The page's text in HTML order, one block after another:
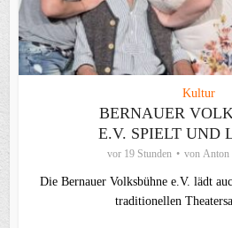
Kultur
BERNAUER
E.V. SPIELT UND
vor 19 Stunden von Anton
Die Bernauer Volksbühne e.V. lädt
traditionellen